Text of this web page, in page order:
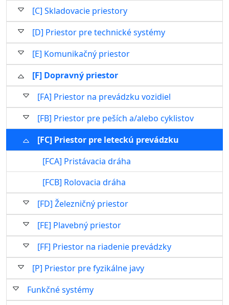
[C] Skladovacie priestory
[D] Priestor pre technické systémy
[E] Komunikačný priestor
[F] Dopravný priestor
[FA] Priestor na prevádzku vozidiel
[FB] Priestor pre peších a/alebo cyklistov
[FC] Priestor pre leteckú prevádzku
[FCA] Pristávacia dráha
[FCB] Rolovacia dráha
[FD] Železničný priestor
[FE] Plavebný priestor
[FF] Priestor na riadenie prevádzky
[P] Priestor pre fyzikálne javy
Funkčné systémy